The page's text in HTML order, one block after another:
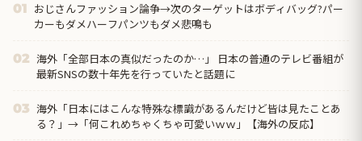
01 おじさんファッション論争→次のターゲットはボディバッグ?パー
カーもダメハーフパンツもダメ悲鳴も
02 海外「全部日本の真似だったのか…」 日本の普通のテレビ番組が
最新SNSの数十年先を行っていたと話題に
03 海外「日本にはこんな特殊な標識があるんだけど皆は見たことあ
る？」→「何これめちゃくちゃ可愛いｗｗ」【海外の反応】